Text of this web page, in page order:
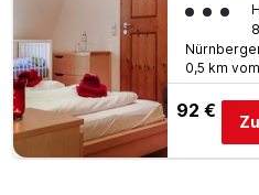
0,5 km
92 €